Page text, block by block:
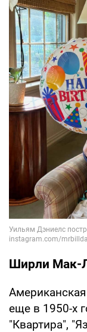
Ширли Мак-
еще в 1950-х
"Квартира",